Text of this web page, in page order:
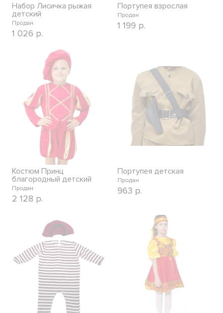
Набор Лисичка рыжая
детский
Продан
1 026 р.
Портупея взрослая
Продан
1 199 р.
Костюм Принц
благородный детский
Продан
2 128 р.
Портупея детская
Продан
963 р.